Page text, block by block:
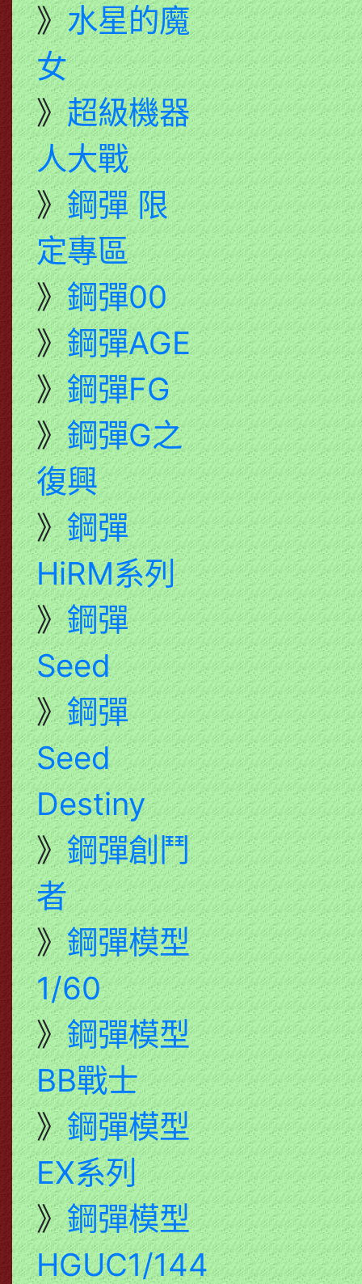
》水星的魔
女
》超級機器
人大戰
》鋼彈 限
定專區
》鋼彈00
》鋼彈AGE
》鋼彈FG
》鋼彈G之
復興
》鋼彈
HiRM系列
》鋼彈
Seed
》鋼彈
Seed
Destiny
》鋼彈創鬥
者
》鋼彈模型
1/60
》鋼彈模型
BB戰士
》鋼彈模型
EX系列
》鋼彈模型
HGUC1/144